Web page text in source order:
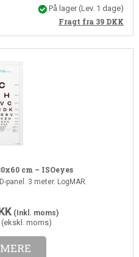
På lager(Lev. 1 dage)
Fragt fra 39 DKK
cm – ISOeyes
panel. 3 meter. LogMAR.
(Inkl. moms)
(ekskl. moms)